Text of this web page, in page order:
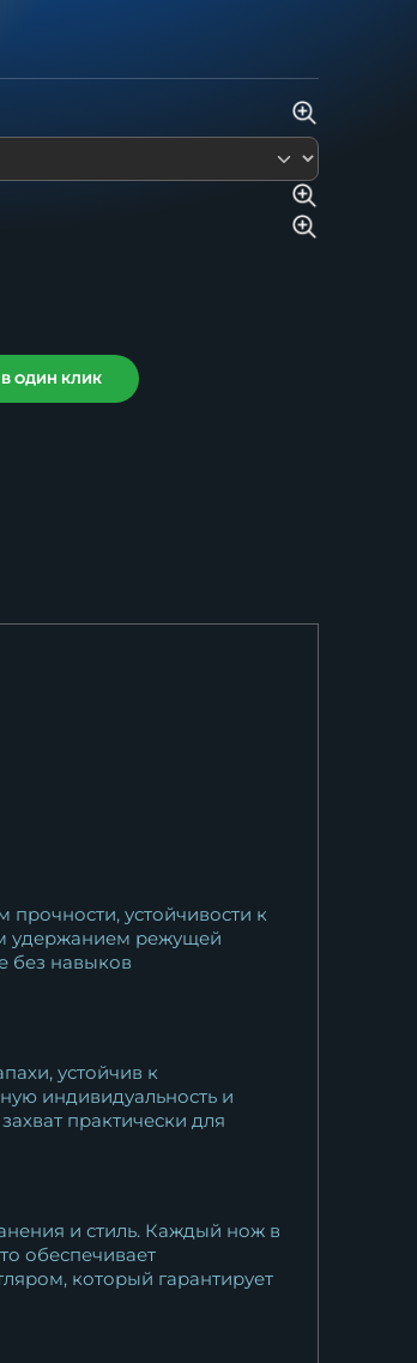
ОДИН КЛИК
прочности, устойчивости к
удержанием режущей
без навыков
устойчив к
индивидуальность и
практически для
и стиль. Каждый нож в
обеспечивает
который гарантирует